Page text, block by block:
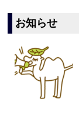
お知らせ